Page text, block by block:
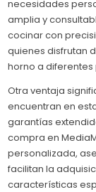
necesidades
amplia y
cocinar con
quienes disfrutan
horno a
Otra ventaja
encuentran en
garantías
compra en
personalizada,
facilitan la
características